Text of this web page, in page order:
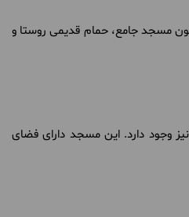
همچون مسجد جامع، حمام قدیمی روستا و
وجود دارد. این مسجد دارای فضای